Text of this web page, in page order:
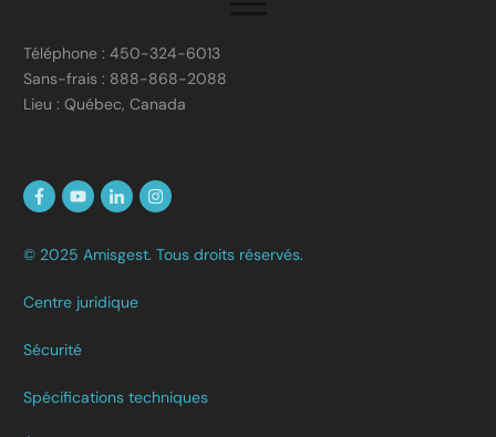
Téléphone : 450-324-6013
Sans-frais : 888-868-2088
Lieu : Québec, Canada
© 2025 Amisgest. Tous droits réservés.
Centre juridique
Sécurité
Spécifications techniques